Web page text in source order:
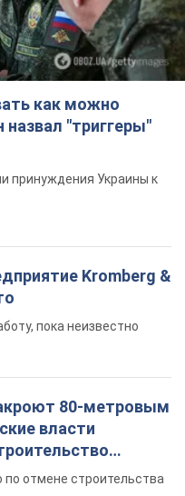
как можно
"триггеры"
принуждения Украины к
Kromberg &
пока неизвестно
80-метровым
власти
верующего"
по отмене строительства